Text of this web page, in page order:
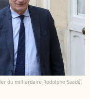
du milliardaire Rodolphe Saadé,